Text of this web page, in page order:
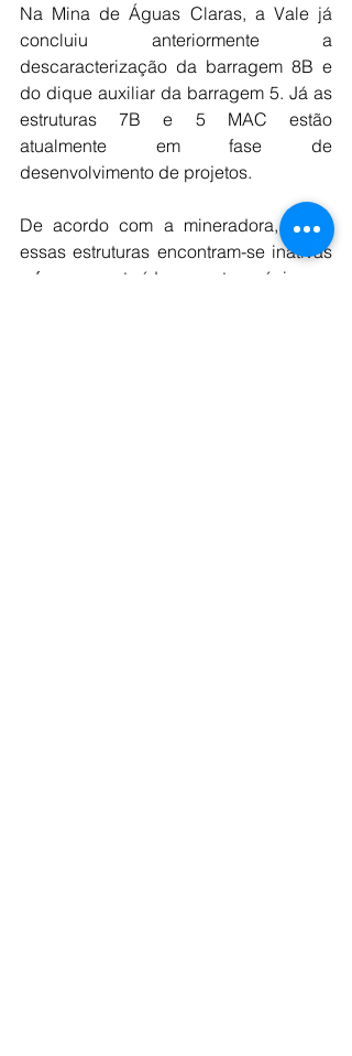
Na Mina de Águas Claras, a Vale já
concluiu anteriormente a
descaracterização da barragem 8B e
do dique auxiliar da barragem 5. Já as
estruturas 7B e 5 MAC estão
atualmente em fase de
desenvolvimento de projetos.
De acordo com a mineradora, todas
essas estruturas encontram-se inativas
e foram construídas em etapa única ou